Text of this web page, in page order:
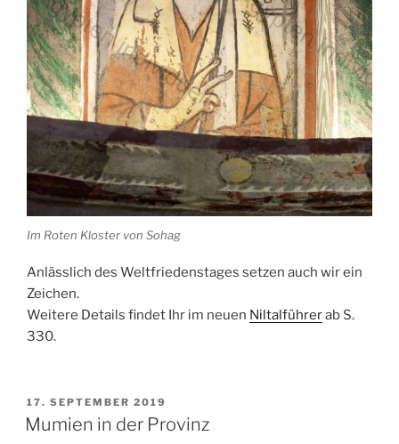
Im Roten Kloster von Sohag
Anlässlich des Weltfriedenstages setzen auch wir ein
Zeichen.
Weitere Details findet Ihr im neuen Niltalführerab S.
330.
VERÖFFENTLICHT
AM
17. SEPTEMBER 2019
Mumien in der Provinz